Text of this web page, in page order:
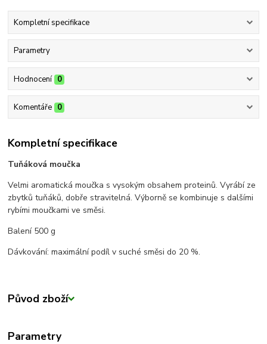
Kompletní specifikace
Parametry
Hodnocení 0
Komentáře 0
Kompletní specifikace
Tuňáková moučka
Velmi aromatická moučka s vysokým obsahem proteinů. Vyrábí ze
zbytků tuňáků, dobře stravitelná. Výborně se kombinuje s dalšími
rybími moučkami ve směsi.
Balení 500 g
Dávkování: maximální podíl v suché směsi do 20 %.
Původ zboží
Parametry